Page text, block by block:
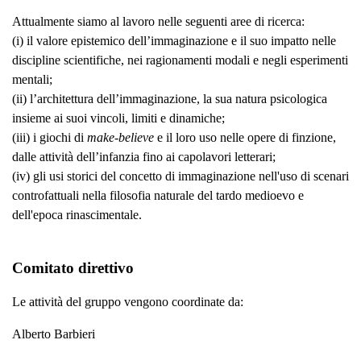
Attualmente siamo al lavoro nelle seguenti aree di ricerca:
(i) il valore epistemico dell’immaginazione e il suo impatto nelle
discipline scientifiche, nei ragionamenti modali e negli esperimenti
mentali;
(ii) l’architettura dell’immaginazione, la sua natura psicologica
insieme ai suoi vincoli, limiti e dinamiche;
(iii) i giochi di make-believe e il loro uso nelle opere di finzione,
dalle attività dell’infanzia fino ai capolavori letterari;
(iv) gli usi storici del concetto di immaginazione nell'uso di scenari
controfattuali nella filosofia naturale del tardo medioevo e
dell'epoca rinascimentale.
Comitato direttivo
Le attività del gruppo vengono coordinate da:
Alberto Barbieri